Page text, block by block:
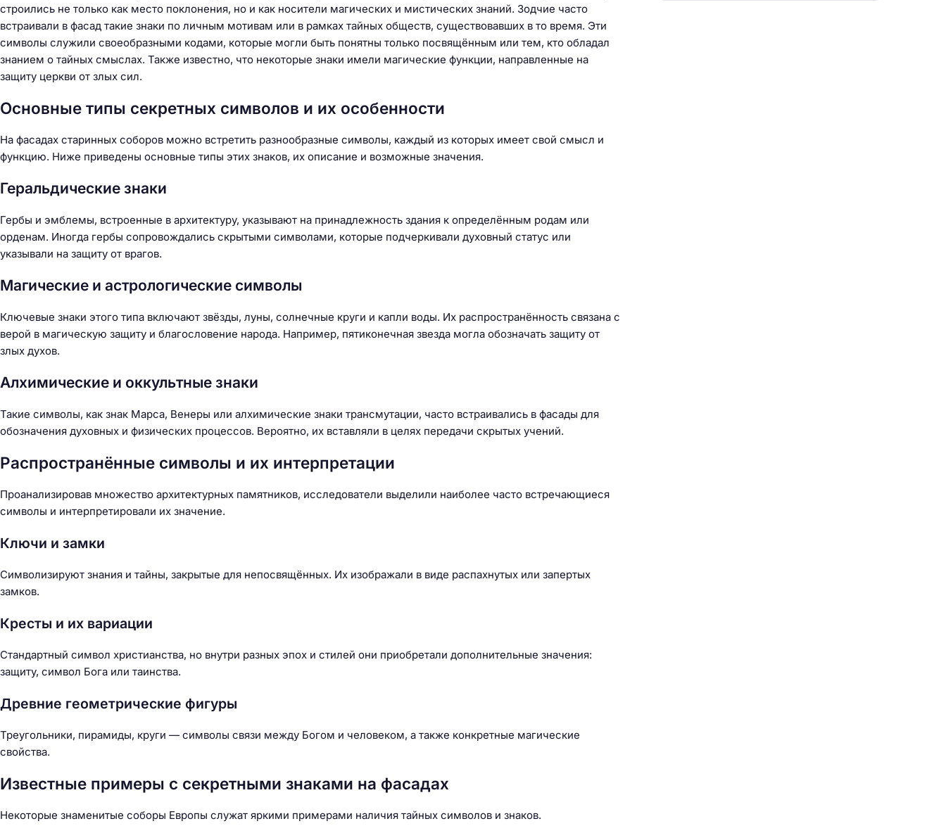
строились не только как место поклонения, но и как носители магических и мистических знаний. Зодчие часто
встраивали в фасад такие знаки по личным мотивам или в рамках тайных обществ, существовавших в то время. Эти
символы служили своеобразными кодами, которые могли быть понятны только посвящённым или тем, кто обладал
знанием о тайных смыслах. Также известно, что некоторые знаки имели магические функции, направленные на
защиту церкви от злых сил.
Основные типы секретных символов и их особенности
На фасадах старинных соборов можно встретить разнообразные символы, каждый из которых имеет свой смысл и
функцию. Ниже приведены основные типы этих знаков, их описание и возможные значения.
Геральдические знаки
Гербы и эмблемы, встроенные в архитектуру, указывают на принадлежность здания к определённым родам или
орденам. Иногда гербы сопровождались скрытыми символами, которые подчеркивали духовный статус или
указывали на защиту от врагов.
Магические и астрологические символы
Ключевые знаки этого типа включают звёзды, луны, солнечные круги и капли воды. Их распространённость связана с
верой в магическую защиту и благословение народа. Например, пятиконечная звезда могла обозначать защиту от
злых духов.
Алхимические и оккультные знаки
Такие символы, как знак Марса, Венеры или алхимические знаки трансмутации, часто встраивались в фасады для
обозначения духовных и физических процессов. Вероятно, их вставляли в целях передачи скрытых учений.
Распространённые символы и их интерпретации
Проанализировав множество архитектурных памятников, исследователи выделили наиболее часто встречающиеся
символы и интерпретировали их значение.
Ключи и замки
Символизируют знания и тайны, закрытые для непосвящённых. Их изображали в виде распахнутых или запертых
замков.
Кресты и их вариации
Стандартный символ христианства, но внутри разных эпох и стилей они приобретали дополнительные значения:
защиту, символ Бога или таинства.
Древние геометрические фигуры
Треугольники, пирамиды, круги — символы связи между Богом и человеком, а также конкретные магические
свойства.
Известные примеры с секретными знаками на фасадах
Некоторые знаменитые соборы Европы служат яркими примерами наличия тайных символов и знаков.
: